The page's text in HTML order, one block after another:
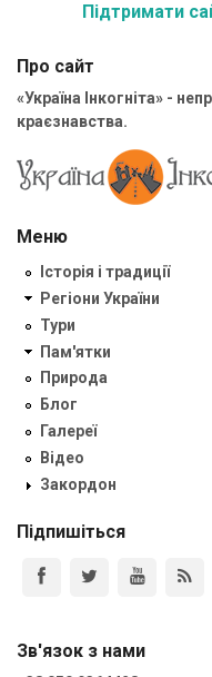
Підтримати
Про сайт
«Україна Інкогніта» -
краєзнавства.
Меню
Історія і традиції
Регіони України
Тури
Пам'ятки
Природа
Блог
Галереї
Відео
Закордон
Підпишіться
Зв'язок з нами